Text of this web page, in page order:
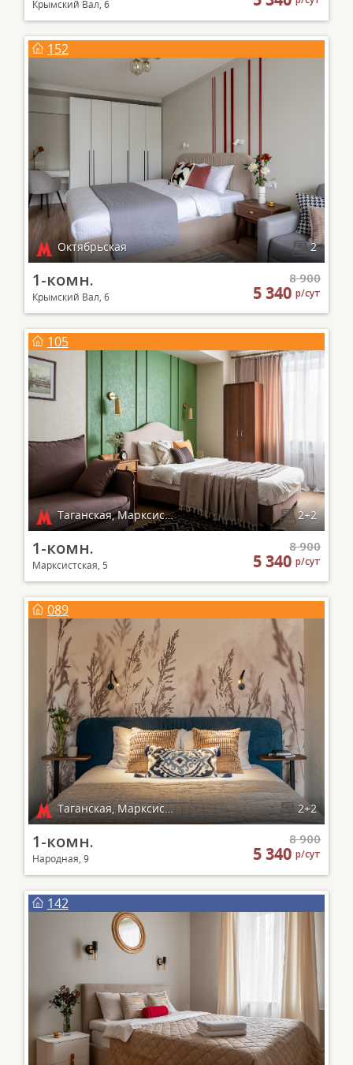
Крымский Вал, 6
152
Октябрьская 2
1-комн.
Крымский Вал, 6
8 900
5 340р/сут
105
Таганская, Марксистская 2+2
1-комн.
Марксистская, 5
8 900
5 340р/сут
089
Таганская, Марксистская 2+2
1-комн.
Народная, 9
8 900
5 340р/сут
142